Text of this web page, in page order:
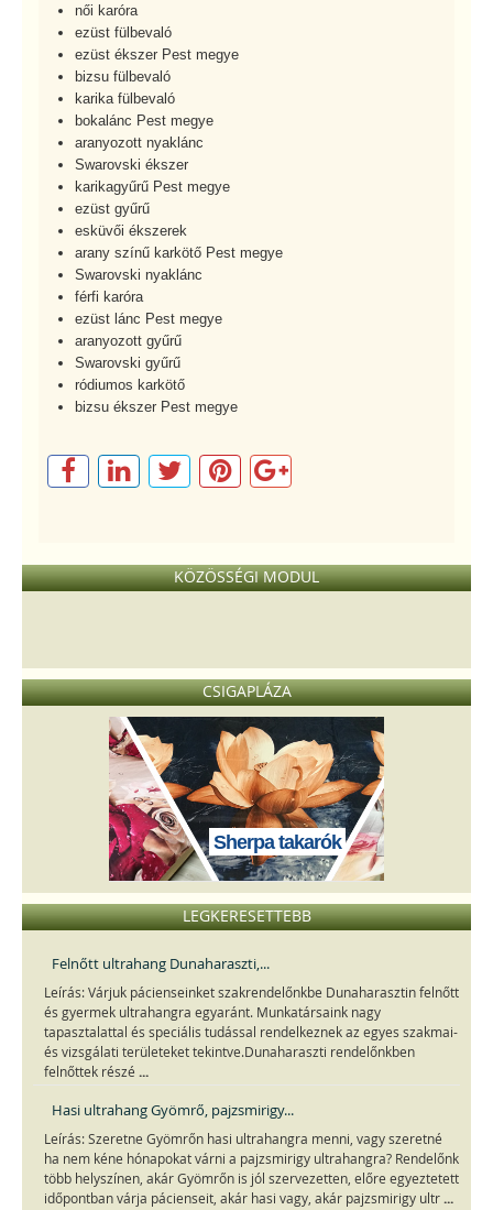
női karóra
ezüst fülbevaló
ezüst ékszer Pest megye
bizsu fülbevaló
karika fülbevaló
bokalánc Pest megye
aranyozott nyaklánc
Swarovski ékszer
karikagyűrű Pest megye
ezüst gyűrű
esküvői ékszerek
arany színű karkötő Pest megye
Swarovski nyaklánc
férfi karóra
ezüst lánc Pest megye
aranyozott gyűrű
Swarovski gyűrű
ródiumos karkötő
bizsu ékszer Pest megye
KÖZÖSSÉGI MODUL
CSIGAPLÁZA
Sherpa takarók
LEGKERESETTEBB
Felnőtt ultrahang Dunaharaszti,...
Leírás: Várjuk pácienseinket szakrendelőnkbe Dunaharasztin felnőtt
és gyermek ultrahangra egyaránt. Munkatársaink nagy
tapasztalattal és speciális tudással rendelkeznek az egyes szakmai-
és vizsgálati területeket tekintve.Dunaharaszti rendelőnkben
felnőttek részé ...
Hasi ultrahang Gyömrő, pajzsmirigy...
Leírás: Szeretne Gyömrőn hasi ultrahangra menni, vagy szeretné
ha nem kéne hónapokat várni a pajzsmirigy ultrahangra? Rendelőnk
több helyszínen, akár Gyömrőn is jól szervezetten, előre egyeztetett
időpontban várja pácienseit, akár hasi vagy, akár pajzsmirigy ultr ...